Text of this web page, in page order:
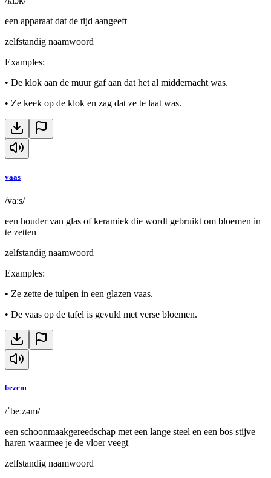
een apparaat dat de tijd aangeeft
zelfstandig naamwoord
Examples:
• De klok aan de muur gaf aan dat het al middernacht was.
• Ze keek op de klok en zag dat ze te laat was.
vaas
/vaːs/
een houder van glas of keramiek die wordt gebruikt om bloemen in
te zetten
zelfstandig naamwoord
Examples:
• Ze zette de tulpen in een glazen vaas.
• De vaas op de tafel is gevuld met verse bloemen.
bezem
/ˈbeːzəm/
een schoonmaakgereedschap met een lange steel en een bos stijve
haren waarmee je de vloer veegt
zelfstandig naamwoord